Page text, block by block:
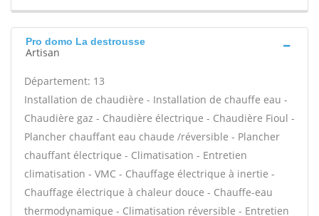
Pro domo La destrousse
Artisan
Département: 13
Installation de chaudière - Installation de chauffe eau -
Chaudière gaz - Chaudière électrique - Chaudière Fioul -
Plancher chauffant eau chaude /réversible - Plancher
chauffant électrique - Climatisation - Entretien
climatisation - VMC - Chauffage électrique à inertie -
Chauffage électrique à chaleur douce - Chauffe-eau
thermodynamique - Climatisation réversible - Entretien